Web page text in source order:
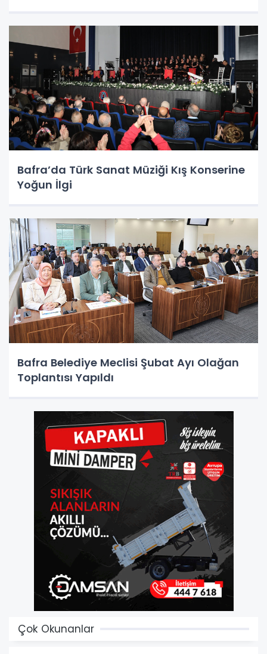
Bafra’da Türk Sanat Müziği Kış Konserine
Yoğun İlgi
Bafra Belediye Meclisi Şubat Ayı Olağan
Toplantısı Yapıldı
Çok Okunanlar